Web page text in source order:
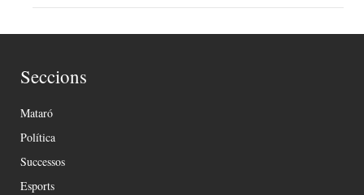
Seccions
Mataró
Política
Successos
Esports